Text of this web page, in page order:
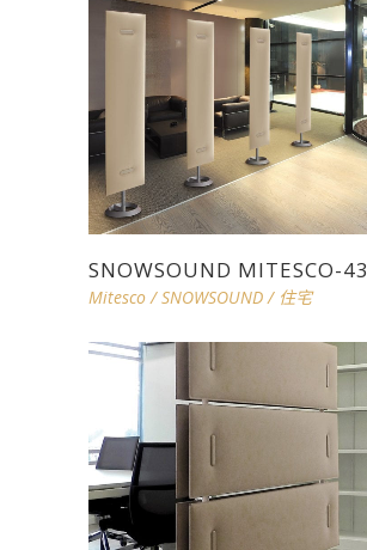
SNOWSOUND MITESCO-43
Mitesco/SNOWSOUND/ 住宅